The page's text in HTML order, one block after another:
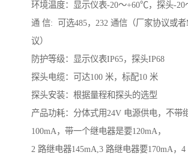
环境温度：显示仪表-20～+60℃，探头-
通 信: 可选485，232 通信（厂家协议或者
议）
防护等级：显示仪表IP65，探头IP68
探头电缆：可达100 米，标配10 米
探头安装：根据量程和探头的选型
产品功耗：分体式用24V 电源供电，不带
100mA，带一个继电器是要120mA，
2 路继电器145mA,3 路继电器要170mA，